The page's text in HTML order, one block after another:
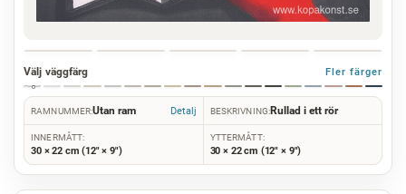
Välj väggfärg Fler färger
RAMNUMMER:Utan ram Detalj BESKRIVNING:Rullad i ett rör
INNERMÅTT:
30 × 22 cm (12" × 9")
YTTERMÅTT:
30 × 22 cm (12" × 9")